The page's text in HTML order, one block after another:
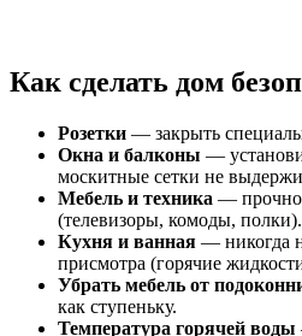
Как сделать дом
Розетки — закрыть
Окна и балконы —
москитные сетки не
Мебель и техника — прочно
(телевизоры, комоды, полки).
Кухня и ванная — никогда
присмотра (горячие
Убрать мебель от
как ступеньку.
Температура горячей воды